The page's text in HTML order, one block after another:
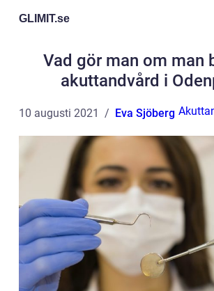
GLIMIT.se
Vad gör man om man
akuttandvård i
10 augusti 2021 Eva Sjöberg